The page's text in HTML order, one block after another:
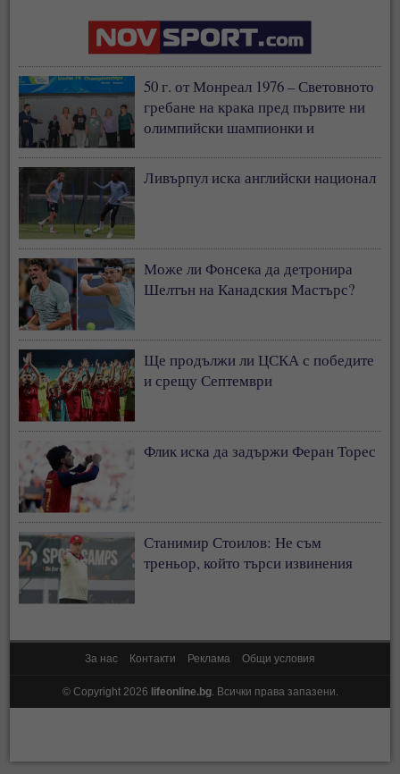
50 г. от Монреал 1976 – Световното
гребане на крака пред първите ни
олимпийски шампионки и
Ливърпул иска английски национал
Може ли Фонсека да детронира
Шелтън на Канадския Мастърс?
Ще продължи ли ЦСКА с победите
и срещу Септември
Флик иска да задържи Феран Торес
Станимир Стоилов: Не съм
треньор, който търси извинения
За нас Контакти Реклама Общи условия
© Copyright 2026 lifeonline.bg. Всички права запазени.